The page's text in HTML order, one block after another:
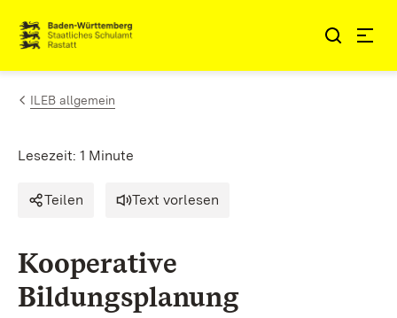
Zum Inhalt springen
Link zur Startseite
ILEB allgemein
Lesezeit: 1 Minute
Teilen Text vorlesen
Kooperative
Bildungsplanung